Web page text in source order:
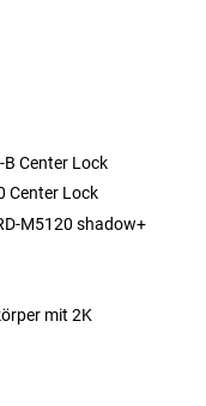
Center Lock
Center Lock
M5120 shadow+
mit 2K